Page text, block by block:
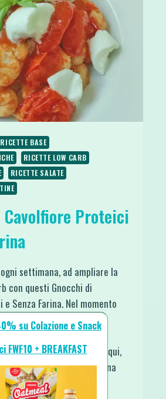
RICETTE BASE
RICETTE LOW CARB
RICETTE SALATE
Cavolfiore Proteici
settimana, ad ampliare la
con questi Gnocchi di
Senza Farina. Nel momento
gli Gnocchi di Broccoli
sapevo già che li avrei
quanto prima. Ed eccoli qui,
ancora più leggeri, con una
su Colazione e Snack
FWF10 + BREAKFAST